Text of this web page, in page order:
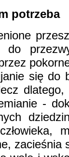
potrzeba
się do
-
zacieśnia